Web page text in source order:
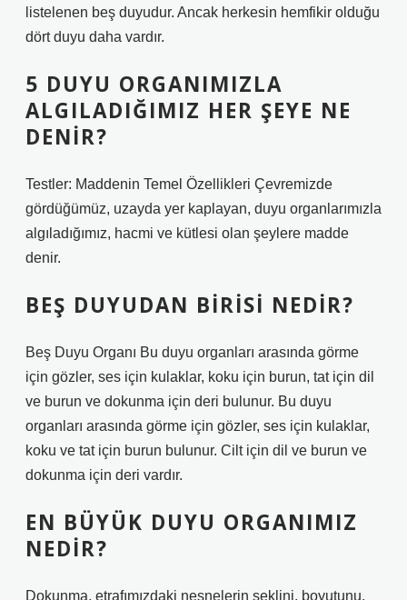
listelenen beş duyudur. Ancak herkesin hemfikir olduğu
dört duyu daha vardır.
5 DUYU ORGANIMIZLA
ALGILADIĞIMIZ HER ŞEYE NE
DENIR?
Testler: Maddenin Temel Özellikleri Çevremizde
gördüğümüz, uzayda yer kaplayan, duyu organlarımızla
algıladığımız, hacmi ve kütlesi olan şeylere madde
denir.
BEŞ DUYUDAN BIRISI NEDIR?
Beş Duyu Organı Bu duyu organları arasında görme
için gözler, ses için kulaklar, koku için burun, tat için dil
ve burun ve dokunma için deri bulunur. Bu duyu
organları arasında görme için gözler, ses için kulaklar,
koku ve tat için burun bulunur. Cilt için dil ve burun ve
dokunma için deri vardır.
EN BÜYÜK DUYU ORGANIMIZ
NEDIR?
Dokunma, etrafımızdaki nesnelerin şeklini, boyutunu,